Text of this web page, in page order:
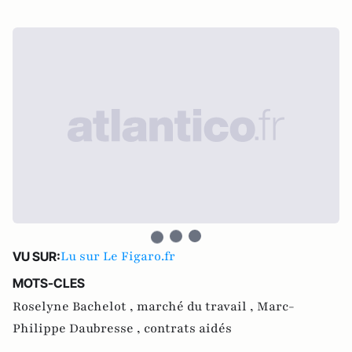
VU SUR:Lu sur Le Figaro.fr
MOTS-CLES
Roselyne Bachelot , marché du travail , Marc-
Philippe Daubresse , contrats aidés